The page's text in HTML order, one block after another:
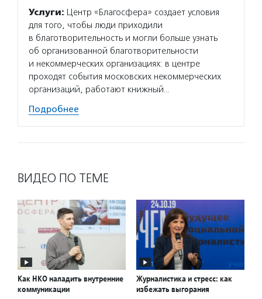
Услуги: Центр «Благосфера» создает условия
для того, чтобы люди приходили
в благотворительность и могли больше узнать
об организованной благотворительности
и некоммерческих организациях: в центре
проходят события московских некоммерческих
организаций, работают книжный…
Подробнее
ВИДЕО ПО ТЕМЕ
Как НКО наладить внутренние
коммуникации
Журналистика и стресс: как
избежать выгорания